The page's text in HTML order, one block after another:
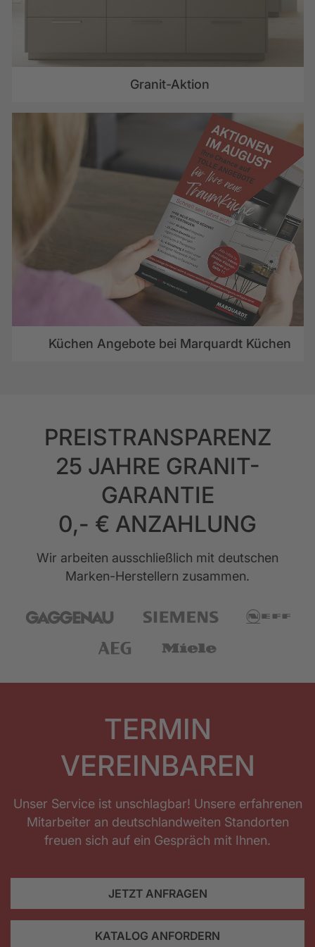
Granit-Aktion
Küchen Angebote bei Marquardt Küchen
PREISTRANSPARENZ
25 JAHRE GRANIT-
GARANTIE
0,- € ANZAHLUNG
Wir arbeiten ausschließlich mit deutschen
Marken-Herstellern zusammen.
TERMIN
VEREINBAREN
Unser Service ist unschlagbar! Unsere erfahrenen
Mitarbeiter an deutschlandweiten Standorten
freuen sich auf ein Gespräch mit Ihnen.
JETZT ANFRAGEN
KATALOG ANFORDERN